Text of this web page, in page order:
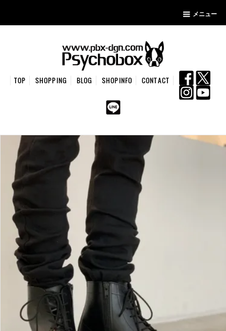
メニュー
TOP SHOPPING BLOG SHOPINFO CONTACT